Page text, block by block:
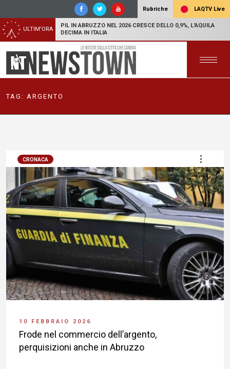
Rubriche LAQTV Live
ULTIM'ORA
PIL IN ABRUZZO NEL 2026 CRESCE DELLO 0,9%, L'AQUILA
DECIMA IN ITALIA
TAG: ARGENTO
CRONACA
10 FEBBRAIO 2026
Frode nel commercio dell’argento,
perquisizioni anche in Abruzzo